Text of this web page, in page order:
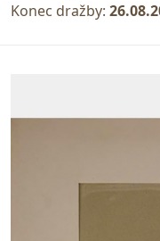
Konec dražby: